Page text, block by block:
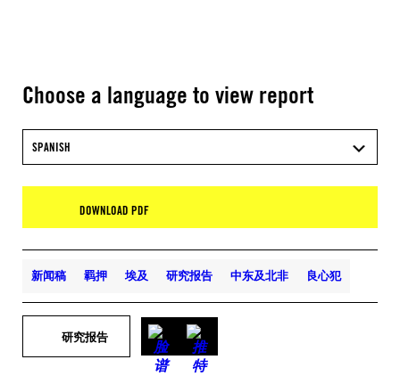
Choose a language to view report
SPANISH
DOWNLOAD PDF
新闻稿 羁押 埃及 研究报告 中东及北非 良心犯
研究报告